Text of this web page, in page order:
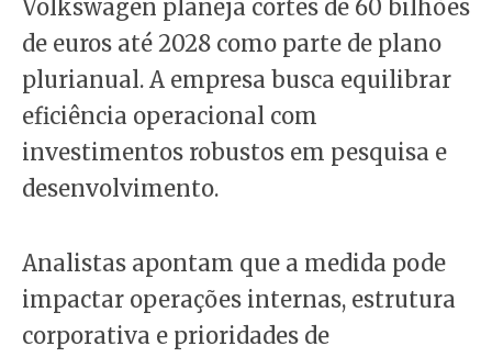
Volkswagen planeja cortes de 60 bilhões
de euros até 2028 como parte de plano
plurianual. A empresa busca equilibrar
eficiência operacional com
investimentos robustos em pesquisa e
desenvolvimento.
Analistas apontam que a medida pode
impactar operações internas, estrutura
corporativa e prioridades de